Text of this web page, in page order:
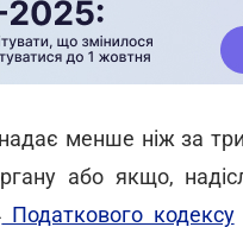
менше ніж за
або якщо,
Податкового кодексу